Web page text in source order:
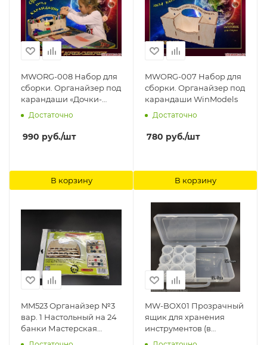
MWORG-008 Набор для
сборки. Органайзер под
карандаши «Дочки-
Сыночки» WinModels
Достаточно
990 руб./шт
В корзину
MWORG-007 Набор для
сборки. Органайзер под
карандаши WinModels
Достаточно
780 руб./шт
В корзину
MM523 Органайзер №3
вар. 1 Настольный на 24
банки Мастерская
Мажор Моделс
MW-BOX01 Прозрачный
ящик для хранения
инструментов (в
комплекте с 9